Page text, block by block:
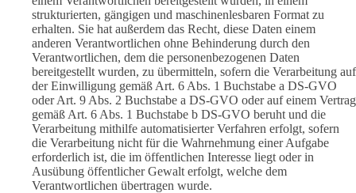
strukturierten, gängigen und maschinenlesbaren Format zu
erhalten. Sie hat außerdem das Recht, diese Daten einem
anderen Verantwortlichen ohne Behinderung durch den
Verantwortlichen, dem die personenbezogenen Daten
bereitgestellt wurden, zu übermitteln, sofern die Verarbeitung auf
der Einwilligung gemäß Art. 6 Abs. 1 Buchstabe a DS-GVO
oder Art. 9 Abs. 2 Buchstabe a DS-GVO oder auf einem Vertrag
gemäß Art. 6 Abs. 1 Buchstabe b DS-GVO beruht und die
Verarbeitung mithilfe automatisierter Verfahren erfolgt, sofern
die Verarbeitung nicht für die Wahrnehmung einer Aufgabe
erforderlich ist, die im öffentlichen Interesse liegt oder in
Ausübung öffentlicher Gewalt erfolgt, welche dem
Verantwortlichen übertragen wurde.